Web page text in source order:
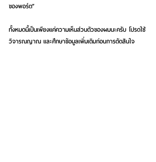
ของพอร์ต”
ทั้งหมดนี้เป็นเพียงแค่ความเห็นส่วนตัวของผมนะครับ โปรดใช้
วิจารณญาณ และศึกษาข้อมูลเพิ่มเติมก่อนการตัดสินใจ